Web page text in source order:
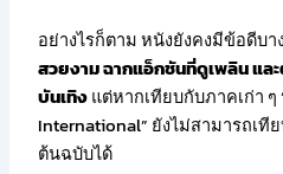
อย่างไรก็ตาม หนังยังคงมีข้อดีบา
สวยงาม ฉากแอ็กชันที่ดูเพลิน แล
บันเทิงแต่หากเทียบกับภาคเก่า ๆ
International” ยังไม่สามารถเที
ต้นฉบับได้